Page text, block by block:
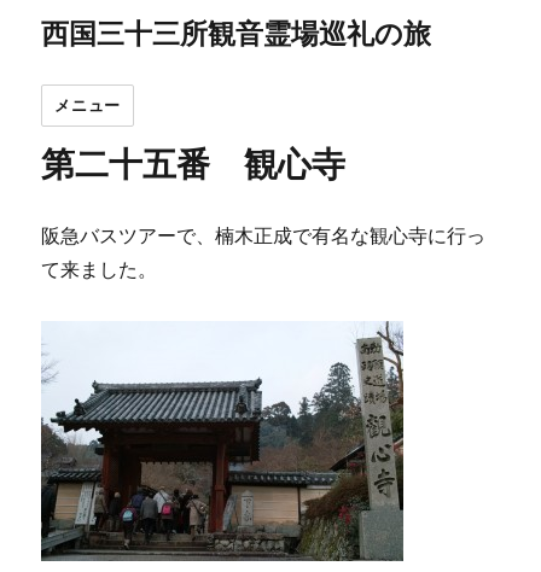
西国三十三所観音霊場巡礼の旅
メニュー
第二十五番 観心寺
阪急バスツアーで、楠木正成で有名な観心寺に行っ
て来ました。